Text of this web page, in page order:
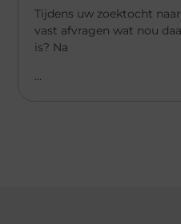
Tijdens uw zoektocht
vast afvragen wat nou
is? Na